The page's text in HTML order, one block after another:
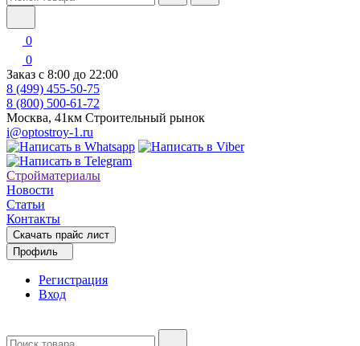
0
0
Заказ с 8:00 до 22:00
8 (499) 455-50-75
8 (800) 500-61-72
Москва, 41км Строительный рынок
i@optostroy-1.ru
Стройматериалы
Новости
Статьи
Контакты
Скачать прайс лист
Профиль
Регистрация
Вход